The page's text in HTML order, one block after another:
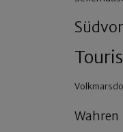
Wahren